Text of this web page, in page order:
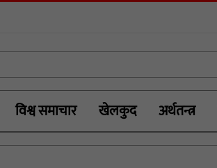
विश्व समाचार खेलकुद अर्थतन्त्र